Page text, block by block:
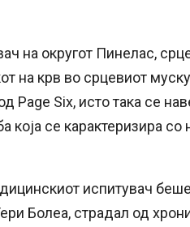
на округот Пинелас,
на крв во срцевиот
Page Six, исто така се
која се карактеризира
испитувач
Болеа, страдал од